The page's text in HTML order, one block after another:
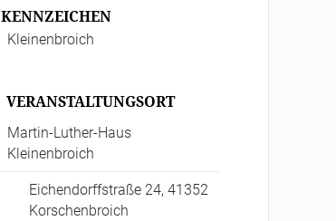
KENNZEICHEN
Kleinenbroich
VERANSTALTUNGSORT
Martin-Luther-Haus
Kleinenbroich
Eichendorffstraße 24, 41352
Korschenbroich